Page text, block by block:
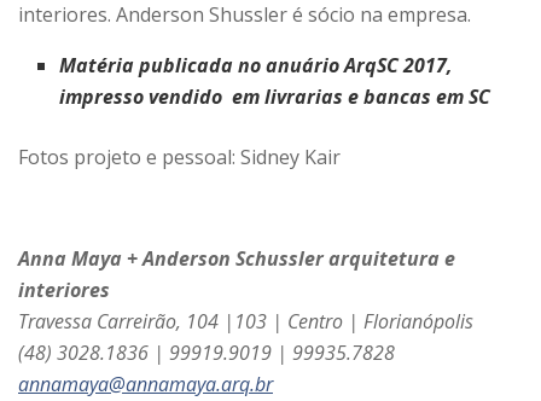
interiores. Anderson Shussler é sócio na empresa.
Matéria publicada no anuário ArqSC 2017,
impresso vendido em livrarias e bancas em SC
Fotos projeto e pessoal: Sidney Kair
Anna Maya + Anderson Schussler arquitetura e
interiores
Travessa Carreirão, 104 |103 | Centro | Florianópolis
(48) 3028.1836 | 99919.9019 | 99935.7828
annamaya@annamaya.arq.br